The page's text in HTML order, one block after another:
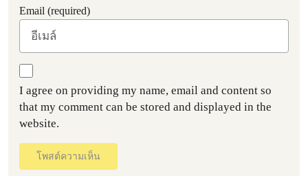
Email (required)
I agree on providing my name, email and content so
that my comment can be stored and displayed in the
website.
โพสต์ความเห็น